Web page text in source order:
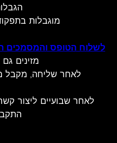
מוגבלות
לשלוח הטופס והמסמכים
מזינים
לאחר שליחה, מקבל
לאחר שבועיים ליצור